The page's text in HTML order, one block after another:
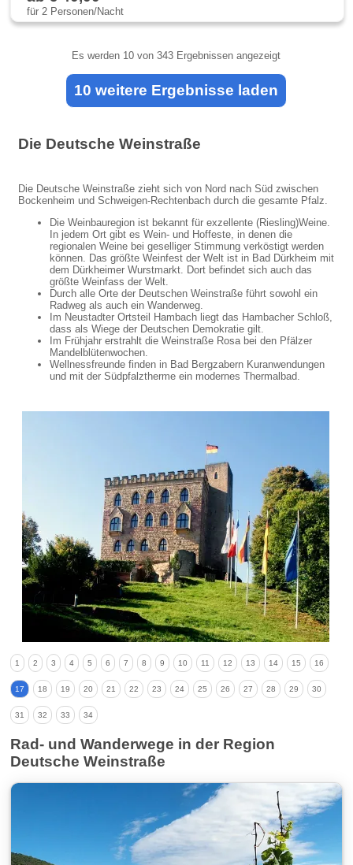
für 2 Personen/Nacht
Es werden 10 von 343 Ergebnissen angezeigt
10 weitere Ergebnisse laden
Die Deutsche Weinstraße
Die Deutsche Weinstraße zieht sich von Nord nach Süd zwischen
Bockenheim und Schweigen-Rechtenbach durch die gesamte Pfalz.
Die Weinbauregion ist bekannt für exzellente (Riesling)Weine.
In jedem Ort gibt es Wein- und Hoffeste, in denen die
regionalen Weine bei geselliger Stimmung verköstigt werden
können. Das größte Weinfest der Welt ist in Bad Dürkheim mit
dem Dürkheimer Wurstmarkt. Dort befindet sich auch das
größte Weinfass der Welt.
Durch alle Orte der Deutschen Weinstraße führt sowohl ein
Radweg als auch ein Wanderweg.
Im Neustadter Ortsteil Hambach liegt das Hambacher Schloß,
dass als Wiege der Deutschen Demokratie gilt.
Im Frühjahr erstrahlt die Weinstraße Rosa bei den Pfälzer
Mandelblütenwochen.
Wellnessfreunde finden in Bad Bergzabern Kuranwendungen
und mit der Südpfalztherme ein modernes Thermalbad.
1 2 3 4 5 6 7 8 9 10 11 12 13 14 15 16
17 18 19 20 21 22 23 24 25 26 27 28 29 30
31 32 33 34
Rad- und Wanderwege in der Region
Deutsche Weinstraße